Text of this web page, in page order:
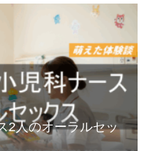
2人のオーラルセッ